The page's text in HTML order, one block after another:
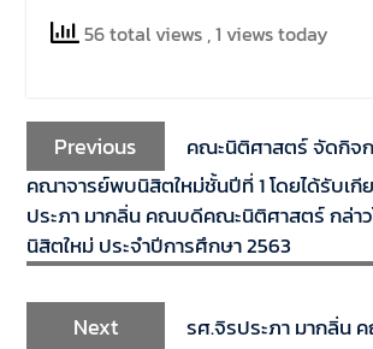
56 total views , 1 views today
Previous
คณะนิติศาสตร์ จัดกิจ
คณาจารย์พบนิสิตใหม่ชั้นปีที่ 1 โดยได้รับเกี
ประภา มากลิ่น คณบดีคณะนิติศาสตร์ กล่าว
นิสิตใหม่ ประจำปีการศึกษา 2563
Next
รศ.จิรประภา มากลิ่น